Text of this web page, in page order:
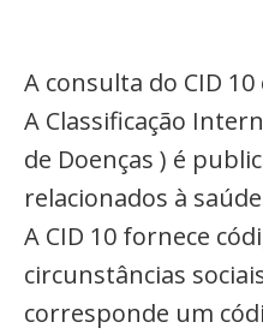
A consulta do CID
A Classificação
de Doenças ) é
relacionados à
A CID 10 fornece
circunstâncias
corresponde um